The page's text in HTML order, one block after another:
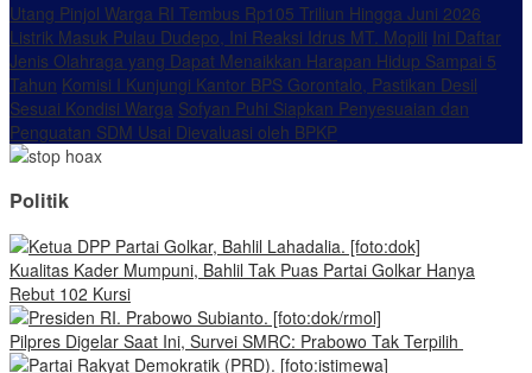
Utang Pinjol Warga RI Tembus Rp105 Triliun Hingga Juni 2026
Listrik Masuk Pulau Dudepo, Ini Reaksi Idrus MT. Mopili Ini Daftar
Jenis Olahraga yang Dapat Menaikkan Harapan Hidup Sampai 5
Tahun Komisi I Kunjungi Kantor BPS Gorontalo, Pastikan Desil
Sesuai Kondisi Warga Sofyan Puhi Siapkan Penyesuaian dan
Penguatan SDM Usai Dievaluasi oleh BPKP
Politik
Kualitas Kader Mumpuni, Bahlil Tak Puas Partai Golkar Hanya
Rebut 102 Kursi
Pilpres Digelar Saat Ini, Survei SMRC: Prabowo Tak Terpilih